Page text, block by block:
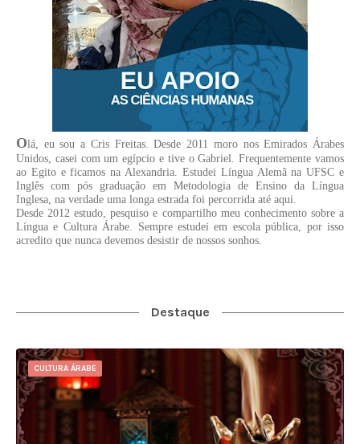
Olá, eu sou a Cris Freitas. Desde 2011 moro nos Emirados Árabes
Unidos, casei com um egípcio e tive o Gabriel. Frequentemente vamos
ao Egito e ficamos na Alexandria. Estudei Língua Alemã na UFSC e
Inglês com pós graduação em Metodologia de Ensino da Língua
Inglesa, na verdade uma longa estrada foi percorrida até aqui.
Desde 2012 estudo, pesquiso e compartilho meu conhecimento sobre a
Língua e Cultura Árabe. Sempre estudei em escola pública, por isso
acredito que nunca devemos desistir de nossos sonhos.
Destaque
CULTURA ÁRABE